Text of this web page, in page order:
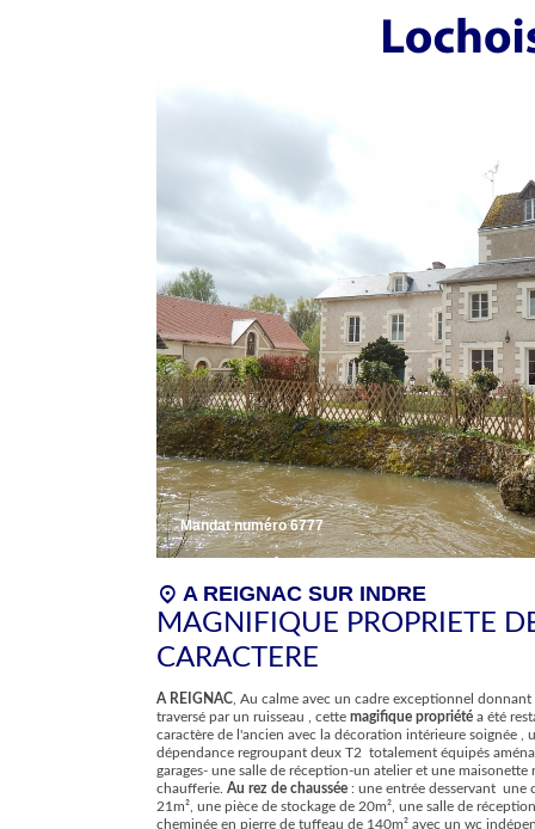
Mandat numéro 6777
location_on A REIGNAC SUR INDRE
MAGNIFIQUE PROPRIETE
CARACTERE
A REIGNAC, Au calme avec un cadre exceptionnel donnant
traversé par un ruisseau , cettemagifique propriétéa été
caractère de l'ancien avec la décoration intérieure soignée ,
dépendance regroupant deux T2 totalement équipés
garages- une salle de réception-un atelier et une maisonette
chaufferie. Au rez de chaussée: une entrée desservant une
21m², une pièce de stockage de 20m², une salle de
cheminée en pierre de tuffeau de 140m² avec un wc